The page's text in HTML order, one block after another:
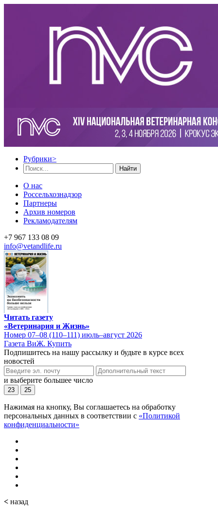
Рубрики>
Найти
О нас
Россельхознадзор
Партнеры
Архив номеров
Рекламодателям
+7 967 133 08 09
info@vetandlife.ru
Читать газету
«Ветеринария и Жизнь»
Номер 07–08 (110–111) июль–август 2026
Газета ВиЖ. Купить
Подпишитесь на нашу рассылку и будьте в курсе всех
новостей
и выберите большее число
23 25
Нажимая на кнопку, Вы соглашаетесь на обработку
персональных данных в соответствии с «Политикой
конфиденциальности»
< назад